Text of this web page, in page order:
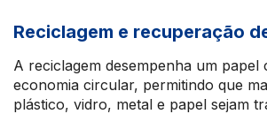
Reciclagem e recuperação
A reciclagem desempenha um papel
economia circular, permitindo que
plástico, vidro, metal e papel sejam